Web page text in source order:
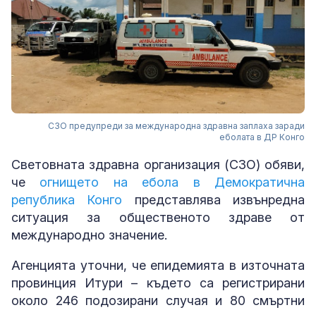
СЗО предупреди за международна здравна заплаха заради
еболата в ДР Конго
Световната здравна организация (СЗО) обяви,
че огнището на ебола в Демократична
република Конго представлява извънредна
ситуация за общественото здраве от
международно значение.
Агенцията уточни, че епидемията в източната
провинция Итури – където са регистрирани
около 246 подозирани случая и 80 смъртни